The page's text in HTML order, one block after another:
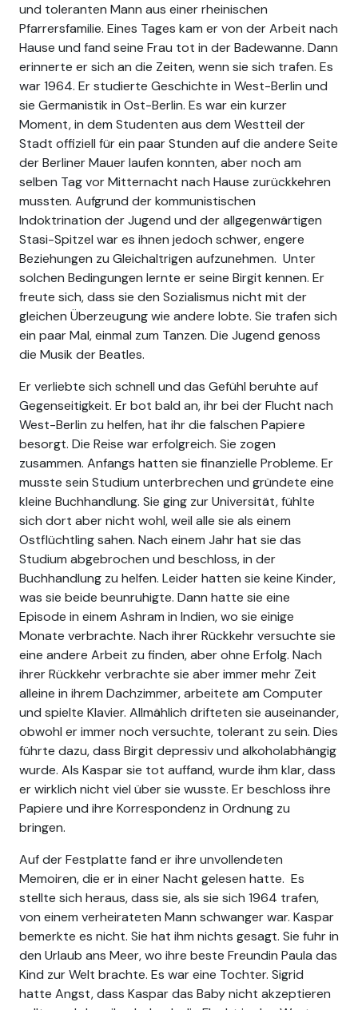
und toleranten Mann aus einer rheinischen
Pfarrersfamilie. Eines Tages kam er von der Arbeit nach
Hause und fand seine Frau tot in der Badewanne. Dann
erinnerte er sich an die Zeiten, wenn sie sich trafen. Es
war 1964. Er studierte Geschichte in West-Berlin und
sie Germanistik in Ost-Berlin. Es war ein kurzer
Moment, in dem Studenten aus dem Westteil der
Stadt offiziell für ein paar Stunden auf die andere Seite
der Berliner Mauer laufen konnten, aber noch am
selben Tag vor Mitternacht nach Hause zurückkehren
mussten. Aufgrund der kommunistischen
Indoktrination der Jugend und der allgegenwärtigen
Stasi-Spitzel war es ihnen jedoch schwer, engere
Beziehungen zu Gleichaltrigen aufzunehmen. Unter
solchen Bedingungen lernte er seine Birgit kennen. Er
freute sich, dass sie den Sozialismus nicht mit der
gleichen Überzeugung wie andere lobte. Sie trafen sich
ein paar Mal, einmal zum Tanzen. Die Jugend genoss
die Musik der Beatles.
Er verliebte sich schnell und das Gefühl beruhte auf
Gegenseitigkeit. Er bot bald an, ihr bei der Flucht nach
West-Berlin zu helfen, hat ihr die falschen Papiere
besorgt. Die Reise war erfolgreich. Sie zogen
zusammen. Anfangs hatten sie finanzielle Probleme. Er
musste sein Studium unterbrechen und gründete eine
kleine Buchhandlung. Sie ging zur Universität, fühlte
sich dort aber nicht wohl, weil alle sie als einem
Ostflüchtling sahen. Nach einem Jahr hat sie das
Studium abgebrochen und beschloss, in der
Buchhandlung zu helfen. Leider hatten sie keine Kinder,
was sie beide beunruhigte. Dann hatte sie eine
Episode in einem Ashram in Indien, wo sie einige
Monate verbrachte. Nach ihrer Rückkehr versuchte sie
eine andere Arbeit zu finden, aber ohne Erfolg. Nach
ihrer Rückkehr verbrachte sie aber immer mehr Zeit
alleine in ihrem Dachzimmer, arbeitete am Computer
und spielte Klavier. Allmählich drifteten sie auseinander,
obwohl er immer noch versuchte, tolerant zu sein. Dies
führte dazu, dass Birgit depressiv und alkoholabhängig
wurde. Als Kaspar sie tot auffand, wurde ihm klar, dass
er wirklich nicht viel über sie wusste. Er beschloss ihre
Papiere und ihre Korrespondenz in Ordnung zu
bringen.
Auf der Festplatte fand er ihre unvollendeten
Memoiren, die er in einer Nacht gelesen hatte. Es
stellte sich heraus, dass sie, als sie sich 1964 trafen,
von einem verheirateten Mann schwanger war. Kaspar
bemerkte es nicht. Sie hat ihm nichts gesagt. Sie fuhr in
den Urlaub ans Meer, wo ihre beste Freundin Paula das
Kind zur Welt brachte. Es war eine Tochter. Sigrid
hatte Angst, dass Kaspar das Baby nicht akzeptieren